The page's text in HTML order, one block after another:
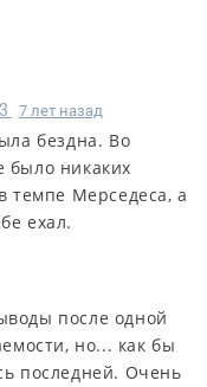
7 лет назад
бездна. Во
было никаких
темпе Мерседеса, а
ехал.
после одной
но... как бы
последней. Очень